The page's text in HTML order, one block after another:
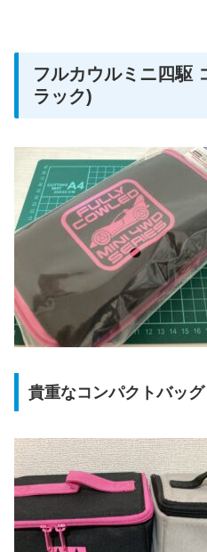
フルカウルミニ四駆
ラック)
貴重なコンパクトバッグ